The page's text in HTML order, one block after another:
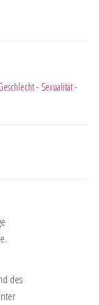
- Sexualität -
des